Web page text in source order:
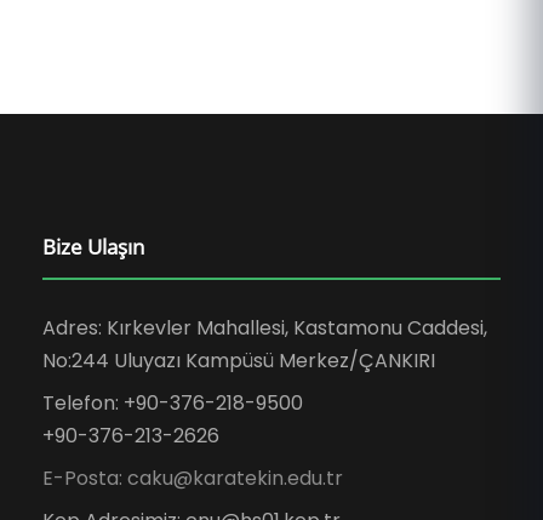
Bize Ulaşın
Adres: Kırkevler Mahallesi, Kastamonu Caddesi,
No:244 Uluyazı Kampüsü Merkez/ÇANKIRI
Telefon: +90-376-218-9500
+90-376-213-2626
E-Posta: caku@karatekin.edu.tr